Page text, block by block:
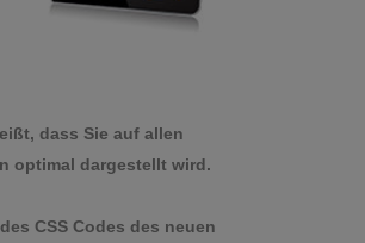
dass Sie auf allen
optimal dargestellt wird.
CSS Codes des neuen